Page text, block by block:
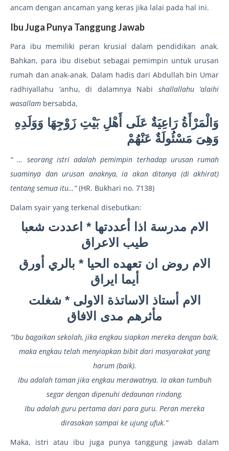
ancam dengan ancaman yang keras jika lalai pada hal ini.
Ibu Juga Punya Tanggung Jawab
Para ibu memiliki peran krusial dalam pendidikan anak.
Bahkan, para ibu disebut sebagai pemimpin untuk urusan
rumah dan anak-anak. Dalam hadis dari Abdullah bin Umar
radhiyallahu ‘anhu, di dalamnya Nabi shallallahu ’alaihi
wasallam bersabda,
وَالْمَرْأَةُ رَاعِيَةٌ عَلَى أَهْلِ بَيْتِ زَوْجِهَا وَوَلَدِهِ
وَهِىَ مَسْئُولَةٌ عَنْهُمْ
“ … seorang istri adalah pemimpin terhadap urusan rumah
suaminya dan urusan anaknya, ia akan ditanya (di akhirat)
tentang semua itu…”(HR. Bukhari no. 7138)
Dalam syair yang terkenal disebutkan:
الام مدرسة اذا أعددتها * اعددت شعبا
طيب الاعراق
الام روض ان تعهده الحيا * بالري أورق
أيما ايراق
الام أستاذ الاساتذة الاولى * شغلت
مأثرهم مدى الافاق
“Ibu bagaikan sekolah, jika engkau siapkan mereka dengan baik,
maka engkau telah menyiapkan bibit dari masyarakat yang
harum (baik).
Ibu adalah taman jika engkau merawatnya. Ia akan tumbuh
segar dengan dipenuhi dedaunan rindang.
Ibu adalah guru pertama dari para guru. Peran mereka
dirasakan sampai ke ujung ufuk.”
Maka, istri atau ibu juga punya tanggung jawab dalam